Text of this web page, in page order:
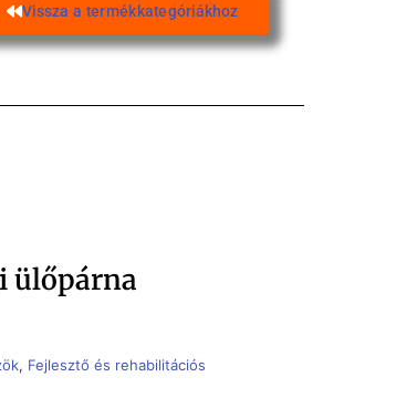
Vissza a termékkategóriákhoz
ülőpárna
, Fejlesztő és rehabilitációs